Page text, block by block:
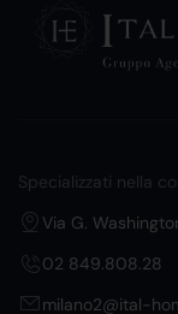
Specializzati nella
Via G.
02 849.808.28
milano2@ital-